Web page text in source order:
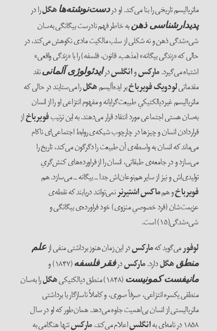
ماتریالیسم تاریخی را بنا می‌‌کند. او دردست‌‌نوشته‌‌ها هگلرا در
پدیدارشناسی ذهنبه خاطر ‌فهم نادرست بیگانگی به‌‌سان
شی‌‌ء‌شدگی ذهن و نه شکلی از سلب مالکیت مادی نکوهش می‌‌کند، در
حالی که «زندگی بیگانه» (مذهب، قانون، فلسفه) را با «زندگی واقعی»
اشتباه می‌‌گیرد.مارکسوانگلسدرایدئولوژی آلمانینقد
مقدماتیلودویگ فویرباخبر ایده‌‌آلیسمهگلرا می‌‌ستایند در حالی‌ که
ماتریالیسم غیردیالکتیکیِ طبیعت‌‌گرایانه و مفهوم انتزاعی او را از انسان
به‌‌سان هستی اجتماعی مورد انتقاد قرار می‌‌دهند. به این ترتیبفویرباخاز
قراردادن انسان و چیزها در چارچوب شبکه‌‌ی روابط اجتماعی‌‌ای ناکام
می‌‌ماند که انسان به واسطه‌‌ی آن طبیعت را دگرگون می‌‌کند، تاریخ را
می‌‌سازد و در جامعه‌‌ی طبقاتی، انسان را از فراورده‌‌های کنش‌‌گریِ
تولیدی‌‌اش و نیز از سایر هم‌‌نوعان‌‌اش جدا ــ بیگانه ــ می‌‌سازد. هم
فویرباخو همماکس اشتیرنِرنمی‌‌توانند دریابند که نقطه‌‌ی
عزیمت‌‌شان (فرد خصوصیِ منزوی) خود فراورده‌‌ی بیگانگی و
شی‌‌ءشدگی(۱۵) است.
لوفورمی‌‌گوید کهمارکسدر این زمان هنوز برداشتی منفی ازعلم
منطق هگلدارد.مارکسدرفقر فلسفه(۱۸۴۷) و
مانیفست کمونیست (۱۸۴۸) منطق دیالکتیکی هگلرا به‌‌سان
منطقی یکسره انتزاعی، صرفاً صوری، و کاملاً ناسازگار با برداشتی
ماتریالیستی از انسان بی‌‌اهمیت جلوه می‌‌دهد. همان‌‌طور که او در سال
۱۸۵۸ در نامه‌‌ای به
انگلساعلام می‌‌کند،مارکستنها هنگامی به